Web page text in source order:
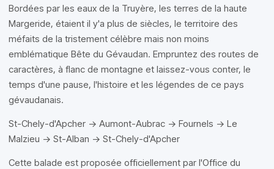
Bordées par les eaux de la Truyère, les terres de la haute
Margeride, étaient il y'a plus de siècles, le territoire des
méfaits de la tristement célèbre mais non moins
emblématique Bête du Gévaudan. Empruntez des routes de
caractères, à flanc de montagne et laissez-vous conter, le
temps d'une pause, l'histoire et les légendes de ce pays
gévaudanais.
St-Chely-d'Apcher -> Aumont-Aubrac -> Fournels -> Le
Malzieu -> St-Alban -> St-Chely-d'Apcher
Cette balade est proposée officiellement par l'Office du